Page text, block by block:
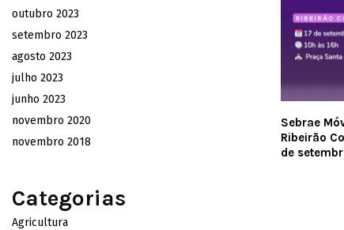
Sebrae
Ribeirão
de
outubro 2023
setembro 2023
agosto 2023
julho 2023
junho 2023
novembro 2020
novembro 2018
Categorias
Agricultura